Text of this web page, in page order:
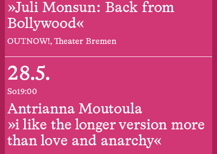
»Juli Monsun: Back from
Bollywood«
OUTNOW!, Theater Bremen
28.5.
So19:00
Antrianna Moutoula
»i like the longer version more
than love and anarchy«